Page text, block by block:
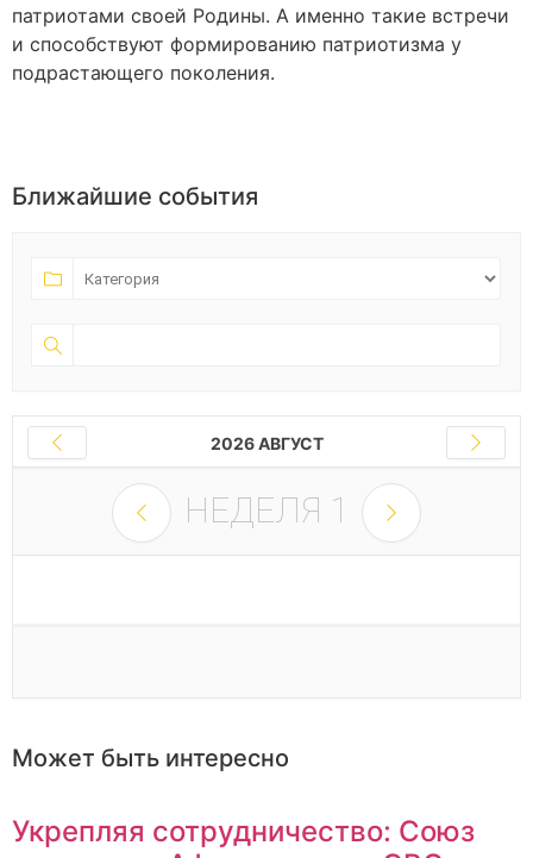
патриотами своей Родины. А именно такие встречи
и способствуют формированию патриотизма у
подрастающего поколения.
Ближайшие события
2026 АВГУСТ
НЕДЕЛЯ 1
Может быть интересно
Укрепляя сотрудничество: Союз